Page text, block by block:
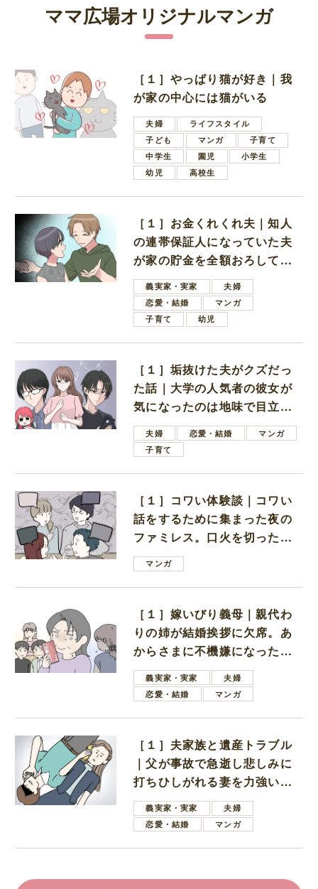
ママ広場オリジナルマンガ
［１］やっぱり猫が好き｜我
が家の中心には猫がいる
夫婦
ライフスタイル
子ども
マンガ
子育て
中学生
園児
小学生
幼児
高校生
［１］お金くれくれ夫｜知人
の連帯保証人になっていた夫
が家の貯金を全額おろしてほ
しいと言ってきた
義実家・実家
夫婦
恋愛・結婚
マンガ
子育て
幼児
［１］垢抜けた夫がクズだっ
た話｜大学の人気者の彼女が
気になったのは地味で目立た
ない男子学生
夫婦 恋愛・結婚
マンガ
子育て
［１］コワい体験談｜コワい
話をするために集まった夜の
ファミレス。口火を切ったの
は電車好きの男の子ママ
マンガ
［１］嫁いびり義母｜親代わ
りの姉が結婚挨拶に欠席。あ
からさまに不機嫌になった義
母義実家・実家
夫婦
恋愛・結婚
マンガ
［１］夫家族と遺産トラブル
｜父が事故で急逝し悲しみに
打ちひしがれる妻を力強い言
葉で励ます夫
義実家・実家
夫婦
恋愛・結婚
マンガ